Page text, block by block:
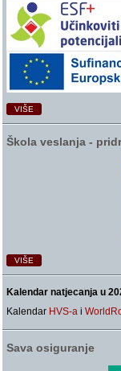
VIŠE
Škola veslanja ‑
VIŠE
Kalendar natjecanja u
Kalendar HVS-a i
Sava osiguranje